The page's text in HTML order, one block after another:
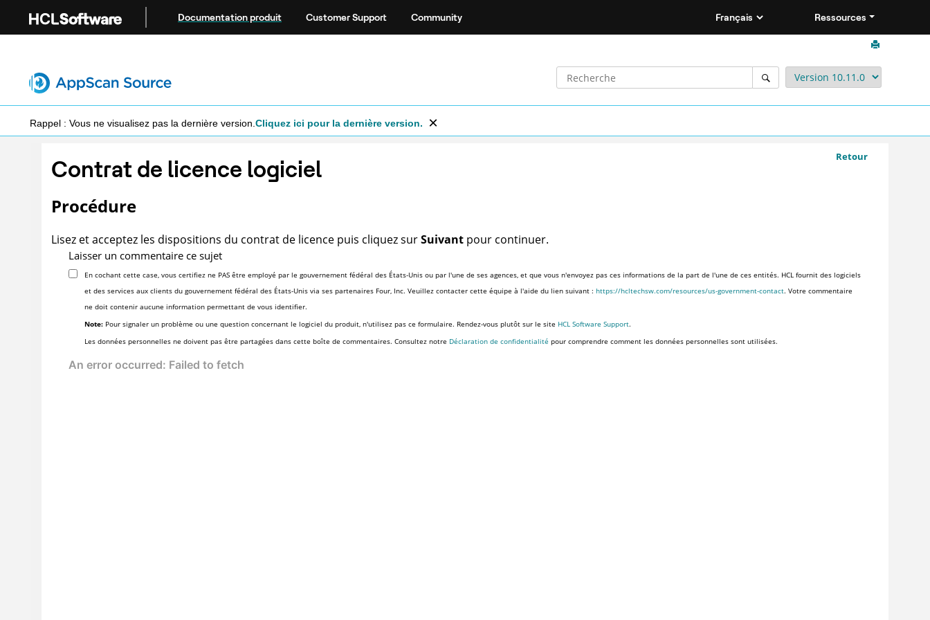
Documentation produit Customer Support Community Ressources
Rappel : Vous ne visualisez pas la dernière version. Cliquez ici pour la dernière version.
Retour
Contrat de licence logiciel
Procédure
Lisez et acceptez les dispositions du contrat de licence puis cliquez surSuivant pour continuer.
Laisser un commentaire ce sujet
En cochant cette case, vous certifiez ne PAS être employé par le gouvernement fédéral des États-Unis ou par l'une de ses agences, et que vous n'envoyez pas ces informations de la part de l'une de ces entités. HCL fournit des logiciels
et des services aux clients du gouvernement fédéral des États-Unis via ses partenaires Four, Inc. Veuillez contacter cette équipe à l'aide du lien suivant : https://hcltechsw.com/resources/us-government-contact. Votre commentaire
ne doit contenir aucune information permettant de vous identifier.
Note:Pour signaler un problème ou une question concernant le logiciel du produit, n'utilisez pas ce formulaire. Rendez-vous plutôt sur le site HCL Software Support.
Les données personnelles ne doivent pas être partagées dans cette boîte de commentaires. Consultez notre Déclaration de confidentialité pour comprendre comment les données personnelles sont utilisées.